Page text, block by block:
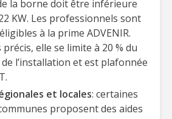
la borne doit être inférieure
KW. Les professionnels sont
à la prime ADVENIR.
précis, elle se limite à 20 % du
l’installation et est plafonnée
et locales: certaines
proposent des aides